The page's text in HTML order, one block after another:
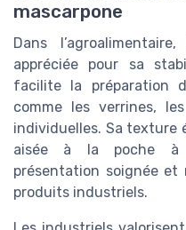
mascarpone
Dans
appréciée pour sa
facilite la préparation
comme les verrines,
individuelles. Sa texture
aisée à la poche à
présentation soignée et
produits industriels.